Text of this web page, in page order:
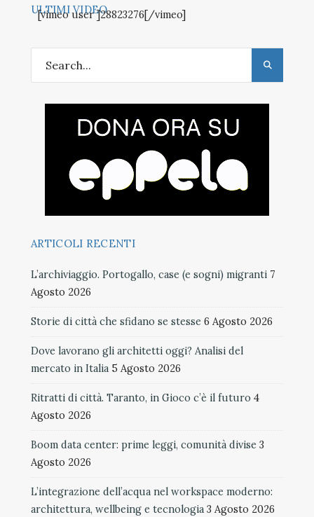
ULTIMI VIDEO
[vimeo user ]28823276[/vimeo]
ARTICOLI RECENTI
L’archiviaggio. Portogallo, case (e sogni) migranti 7
Agosto 2026
Storie di città che sfidano se stesse 6 Agosto 2026
Dove lavorano gli architetti oggi? Analisi del
mercato in Italia 5 Agosto 2026
Ritratti di città. Taranto, in Gioco c’è il futuro 4
Agosto 2026
Boom data center: prime leggi, comunità divise 3
Agosto 2026
L’integrazione dell’acqua nel workspace moderno:
architettura, wellbeing e tecnologia 3 Agosto 2026